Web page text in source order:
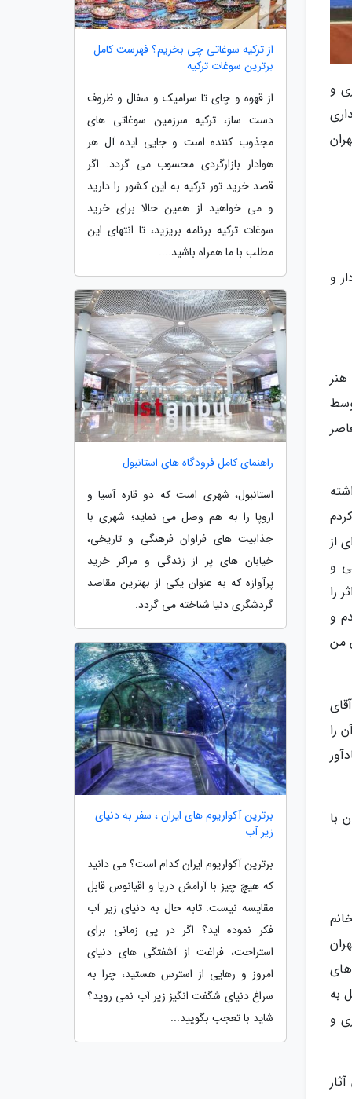
و
و
معاصر
از
و
خراسانی هستم و آثارم به اینجا تعلق دارد و نه جای دیگر. خانه ام در پاریس را برای هزینه ساختمان موزه فروختم و 195 اثر را
و
من
را
با
به
و
از ترکیه سوغاتی چی بخریم؟ فهرست کامل
برترین سوغات ترکیه
از قهوه و چای تا سرامیک و سفال و ظروف
دست ساز، ترکیه سرزمین سوغاتی های
مجذوب کننده است و جایی ایده آل هر
هوادار بازارگردی محسوب می گردد. اگر
قصد خرید تور ترکیه به این کشور را دارید
و می خواهید از همین حالا برای خرید
سوغات ترکیه برنامه بریزید، تا انتهای این
مطلب با ما همراه باشید....
راهنمای کامل فرودگاه های استانبول
استانبول، شهری است که دو قاره آسیا و
اروپا را به هم وصل می نماید؛ شهری با
جذابیت های فراوان فرهنگی و تاریخی،
خیابان های پر از زندگی و مراکز خرید
پرآوازه که به عنوان یکی از بهترین مقاصد
گردشگری دنیا شناخته می گردد.
برترین آکواریوم های ایران ، سفر به دنیای
زیر آب
برترین آکواریوم ایران کدام است؟ می دانید
که هیچ چیز با آرامش دریا و اقیانوس قابل
مقایسه نیست. تابه حال به دنیای زیر آب
فکر نموده اید؟ اگر در پی زمانی برای
استراحت، فراغت از آشفتگی های دنیای
امروز و رهایی از استرس هستید، چرا به
سراغ دنیای شگفت انگیز زیر آب نمی روید؟
شاید با تعجب بگویید...